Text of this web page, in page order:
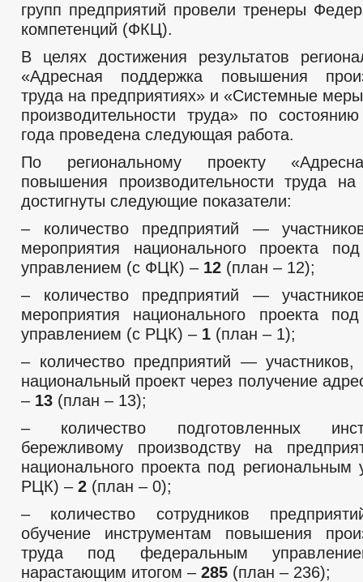
групп предприятий провели тренеры
компетенций (ФКЦ).
В целях достижения результатов
«Адресная поддержка повышения
труда на предприятиях» и «Системные
производительности труда» по
года проведена следующая работа.
По региональному проекту
повышения производительности труда на
достигнуты следующие показатели:
– количество предприятий —
мероприятия национального проекта
управлением (с ФЦК) – 12 (план – 12);
– количество предприятий —
мероприятия национального проекта
управлением (с РЦК) – 1 (план – 1);
– количество предприятий —
национальный проект через получение
– 13 (план – 13);
– количество подготовленных
бережливому производству на
национального проекта под региональным
РЦК) – 2 (план – 0);
– количество сотрудников
обучение инструментам повышения
труда под федеральным
нарастающим итогом – 285 (план – 236);